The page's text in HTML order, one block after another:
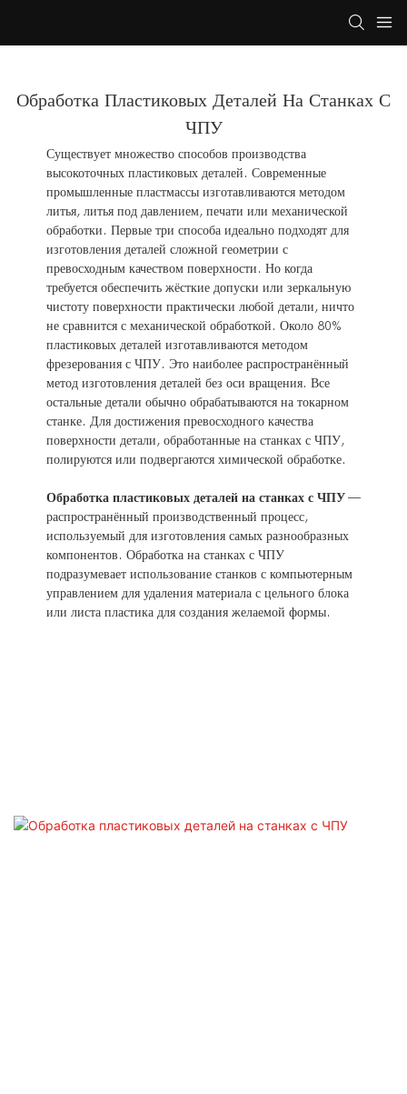
Обработка Пластиковых Деталей На Станках С
ЧПУ
Существует множество способов производства
высокоточных пластиковых деталей. Современные
промышленные пластмассы изготавливаются методом
литья, литья под давлением, печати или механической
обработки. Первые три способа идеально подходят для
изготовления деталей сложной геометрии с
превосходным качеством поверхности. Но когда
требуется обеспечить жёсткие допуски или зеркальную
чистоту поверхности практически любой детали, ничто
не сравнится с механической обработкой. Около 80%
пластиковых деталей изготавливаются методом
фрезерования с ЧПУ. Это наиболее распространённый
метод изготовления деталей без оси вращения. Все
остальные детали обычно обрабатываются на токарном
станке. Для достижения превосходного качества
поверхности детали, обработанные на станках с ЧПУ,
полируются или подвергаются химической обработке.
Обработка пластиковых деталей на станках с ЧПУ—
распространённый производственный процесс,
используемый для изготовления самых разнообразных
компонентов. Обработка на станках с ЧПУ
подразумевает использование станков с компьютерным
управлением для удаления материала с цельного блока
или листа пластика для создания желаемой формы.